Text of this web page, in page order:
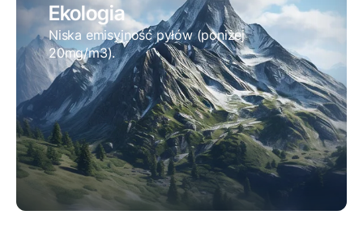
Ekologia
Niska emisyjność pyłów (poniżej
20mg/m3).